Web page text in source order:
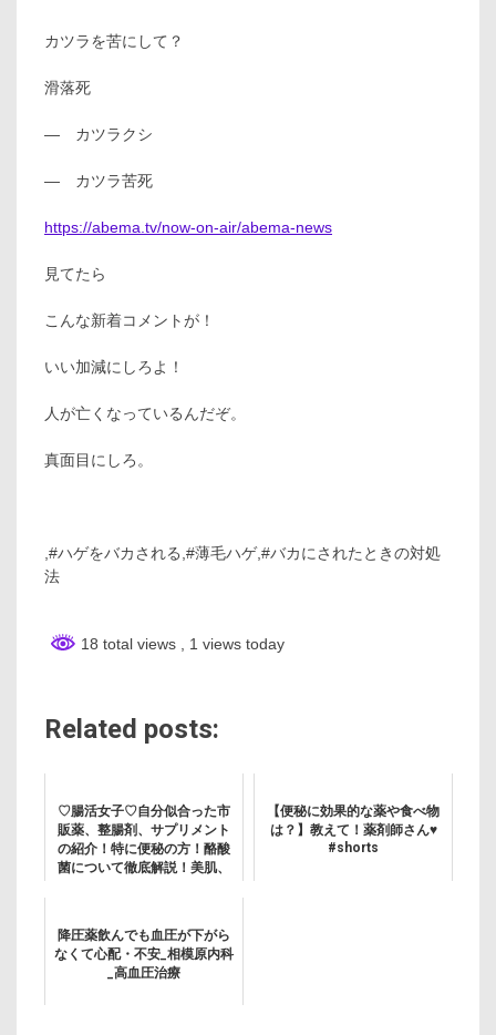
カツラを苦にして？
滑落死
— カツラクシ
— カツラ苦死
https://abema.tv/now-on-air/abema-news
見てたら
こんな新着コメントが！
いい加減にしろよ！
人が亡くなっているんだぞ。
真面目にしろ。
,#ハゲをバカされる,#薄毛ハゲ,#バカにされたときの対処
法
18 total views , 1 views today
Related posts:
♡腸活女子♡自分似合った市
販薬、整腸剤、サプリメント
の紹介！特に便秘の方！酪酸
菌について徹底解説！美肌、
【便秘に効果的な薬や食べ物
は？】教えて！薬剤師さん♥
#shorts
降圧薬飲んでも血圧が下がら
なくて心配・不安_相模原内科
_高血圧治療